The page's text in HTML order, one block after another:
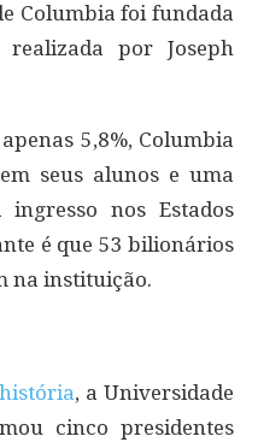
Columbia foi fundada
por Joseph
5,8%, Columbia
seus alunos e uma
nos Estados
é que 53 bilionários
na instituição.
, a Universidade
cinco presidentes